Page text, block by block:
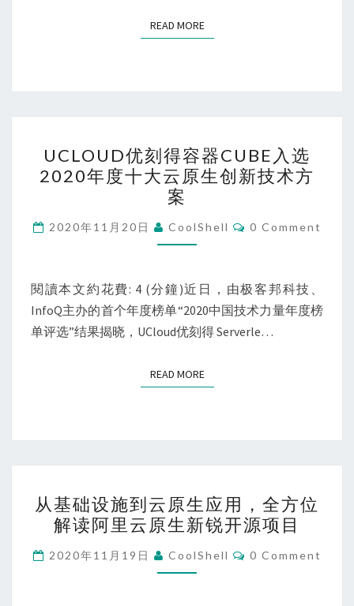
LOADBALANCER
READ MOREREAD MORE
优
刻
得
容
器
入
选
2020
度
云
创
新
术
UCLOUD优刻得容器CUBE入选
2020年度十大云原生创新技术方
案
2020年11月20日 CoolShell Comments
0 Comment
閱讀本文約花費: 4 (分鐘)近日，由极客邦科技、
InfoQ主办的首个年度榜单“2020中国技术力量年度榜
单评选”结果揭晓，UCloud优刻得 Serverle…
READ MOREREAD MORE
基
础
设
施
从基础设施到云原生应用，全方位
解读阿里云原生新锐开源项目
2020年11月19日 CoolShell Comments
0 Comment